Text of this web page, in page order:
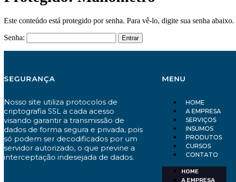
Este conteúdo está protegido por senha. Para vê-lo, digite sua senha abaixo.
Senha:
SEGURANÇA
Nosso site utiliza protocolos de
criptografia SSL a cada acesso
visando garantir a transmissão de
dados de forma segura e privada, pois
só podem ser decodificados por um
servidor autorizado, o que previne a
interceptação indesejada de dados.
MENU
HOME
A EMPRESA
SERVIÇOS
INSUMOS
PRODUTOS
CURSOS
CONTATO
HOME
A EMPRESA